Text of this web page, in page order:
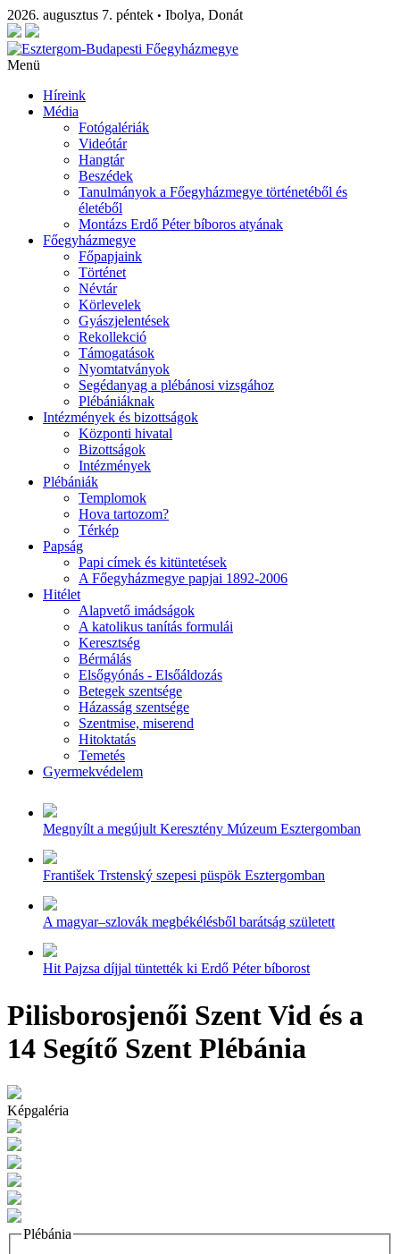
2026. augusztus 7. péntek • Ibolya, Donát
Menü
Híreink
Média
Fotógalériák
Videótár
Hangtár
Beszédek
Tanulmányok a Főegyházmegye történetéből és
életéből
Montázs Erdő Péter bíboros atyának
Főegyházmegye
Főpapjaink
Történet
Névtár
Körlevelek
Gyászjelentések
Rekollekció
Támogatások
Nyomtatványok
Segédanyag a plébánosi vizsgához
Plébániáknak
Intézmények és bizottságok
Központi hivatal
Bizottságok
Intézmények
Plébániák
Templomok
Hova tartozom?
Térkép
Papság
Papi címek és kitüntetések
A Főegyházmegye papjai 1892-2006
Hitélet
Alapvető imádságok
A katolikus tanítás formulái
Keresztség
Bérmálás
Elsőgyónás - Elsőáldozás
Betegek szentsége
Házasság szentsége
Szentmise, miserend
Hitoktatás
Temetés
Gyermekvédelem
Megnyílt a megújult Keresztény Múzeum Esztergomban
František Trstenský szepesi püspök Esztergomban
A magyar–szlovák megbékélésből barátság született
Hit Pajzsa díjjal tüntették ki Erdő Péter bíborost
Pilisborosjenői Szent Vid és a
14 Segítő Szent Plébánia
Képgaléria
Plébánia